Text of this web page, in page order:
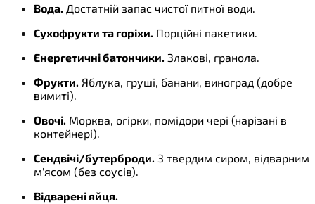
Вода. Достатній запас чистої питної води.
Сухофрукти та горіхи. Порційні пакетики.
Енергетичні батончики. Злакові, гранола.
Фрукти. Яблука, груші, банани, виноград (добре
вимиті).
Овочі. Морква, огірки, помідори чері (нарізані в
контейнері).
Сендвічі/бутерброди. З твердим сиром, відварним
м'ясом (без соусів).
Відварені яйця.